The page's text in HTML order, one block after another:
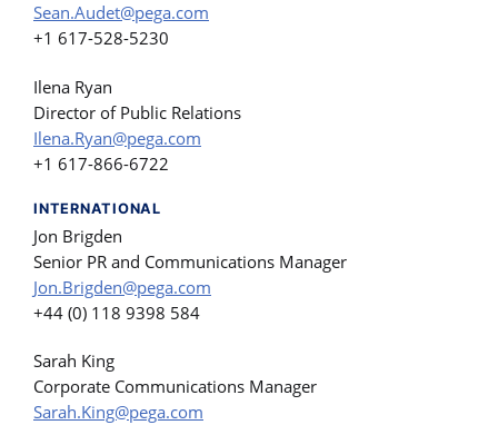
Sean.Audet@pega.com
+1 617-528-5230
Ilena Ryan
Director of Public Relations
Ilena.Ryan@pega.com
+1 617-866-6722
INTERNATIONAL
Jon Brigden
Senior PR and Communications Manager
Jon.Brigden@pega.com
+44 (0) 118 9398 584
Sarah King
Corporate Communications Manager
Sarah.King@pega.com